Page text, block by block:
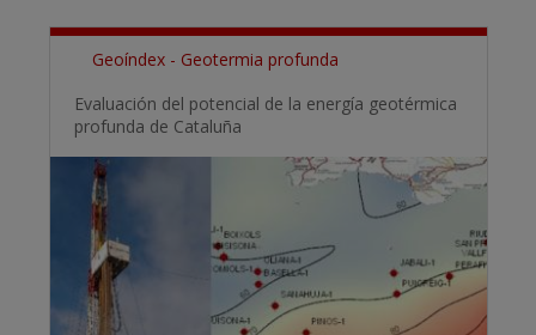
Geoíndex - Geotermia profunda
Evaluación del potencial de la energía geotérmica
profunda de Cataluña